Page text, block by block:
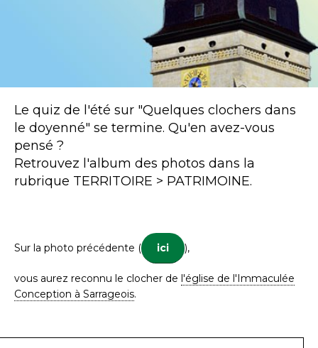
Le quiz de l'été sur "Quelques clochers dans
le doyenné" se termine. Qu'en avez-vous
pensé ?
Retrouvez l'album des photos dans la
rubrique TERRITOIRE > PATRIMOINE.
Sur la photo précédente ( ici ),
vous aurez reconnu le clocher de l'église de l'Immaculée
Conception à Sarrageois.